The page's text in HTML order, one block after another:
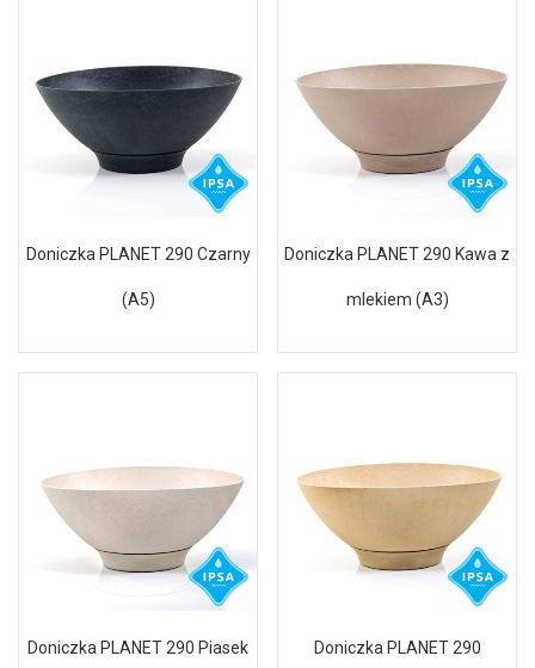
Doniczka PLANET 290 Czarny
(A5)
Doniczka PLANET 290 Kawa z
mlekiem (A3)
Doniczka PLANET 290 Piasek Doniczka PLANET 290